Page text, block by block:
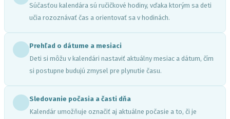
Súčasťou kalendára sú ručičkové hodiny, vďaka ktorým sa deti
učia rozoznávať čas a orientovať sa v hodinách.
Prehľad o dátume a mesiaci
Deti si môžu v kalendári nastaviť aktuálny mesiac a dátum, čím
si postupne budujú zmysel pre plynutie času.
Sledovanie počasia a časti dňa
Kalendár umožňuje označiť aj aktuálne počasie a to, či je